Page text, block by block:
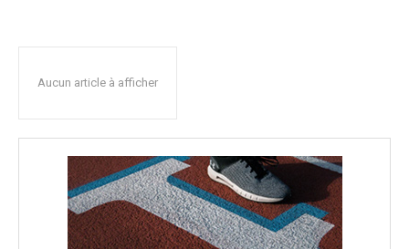
Aucun article à afficher